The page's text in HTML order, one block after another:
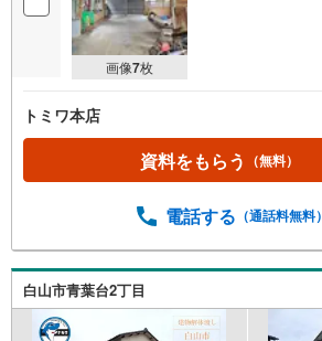
画像7枚
トミワ本店
資料をもらう （無料）
電話する （通話料無料）
白山市青葉台2丁目